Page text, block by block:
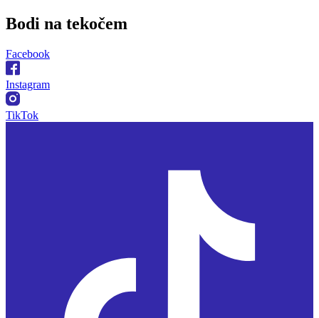
Bodi na tekočem
Facebook
Instagram
TikTok